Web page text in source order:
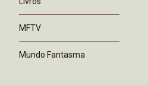
MFTV
Mundo Fantasma